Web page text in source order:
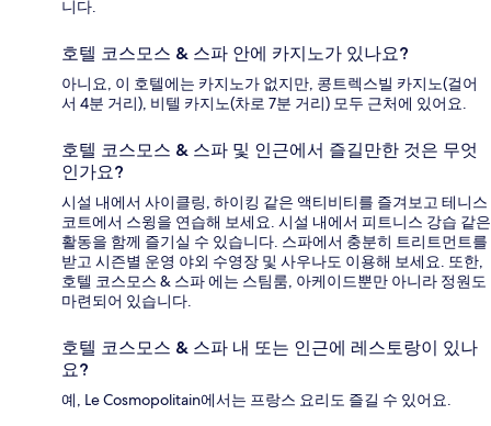
니다.
호텔 코스모스 & 스파 안에 카지노가 있나요?
아니요, 이 호텔에는 카지노가 없지만, 콩트렉스빌 카지노(걸어
서 4분 거리), 비텔 카지노(차로 7분 거리) 모두 근처에 있어요.
호텔 코스모스 & 스파 및 인근에서 즐길만한 것은 무엇
인가요?
시설 내에서 사이클링, 하이킹 같은 액티비티를 즐겨보고 테니스
코트에서 스윙을 연습해 보세요. 시설 내에서 피트니스 강습 같은
활동을 함께 즐기실 수 있습니다. 스파에서 충분히 트리트먼트를
받고 시즌별 운영 야외 수영장 및 사우나도 이용해 보세요. 또한,
호텔 코스모스 & 스파 에는 스팀룸, 아케이드뿐만 아니라 정원도
마련되어 있습니다.
호텔 코스모스 & 스파 내 또는 인근에 레스토랑이 있나
요?
예, Le Cosmopolitain에서는 프랑스 요리도 즐길 수 있어요.